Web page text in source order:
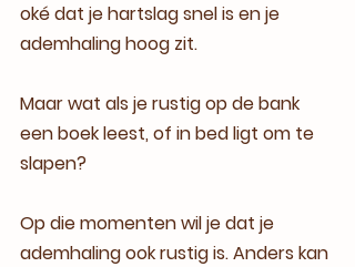
oké dat je hartslag snel is en je
ademhaling hoog zit.
Maar wat als je rustig op de bank
een boek leest, of in bed ligt om te
slapen?
Op die momenten wil je dat je
ademhaling ook rustig is. Anders kan